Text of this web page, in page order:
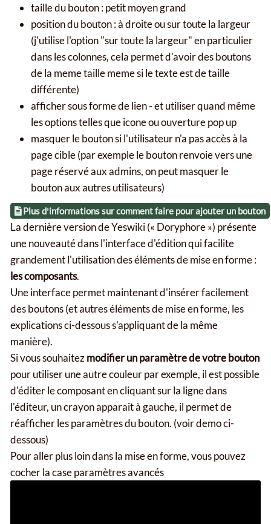
taille du bouton : petit moyen grand
position du bouton : à droite ou sur toute la largeur
(j'utilise l'option "sur toute la largeur" en particulier
dans les colonnes, cela permet d'avoir des boutons
de la meme taille meme si le texte est de taille
différente)
afficher sous forme de lien - et utiliser quand même
les options telles que icone ou ouverture pop up
masquer le bouton si l'utilisateur n'a pas accès à la
page cible (par exemple le bouton renvoie vers une
page réservé aux admins, on peut masquer le
bouton aux autres utilisateurs)
Plus dʼinformations sur comment faire pour ajouter un bouton
La dernière version de Yeswiki (« Doryphore ») présente
une nouveauté dans l'interface d'édition qui facilite
grandement l'utilisation des éléments de mise en forme :
les composants.
Une interface permet maintenant d'insérer facilement
des boutons (et autres éléments de mise en forme, les
explications ci-dessous s'appliquant de la même
manière).
Si vous souhaitezmodifier un paramètre de votre bouton
pour utiliser une autre couleur par exemple, il est possible
d'éditer le composant en cliquant sur la ligne dans
l'éditeur, un crayon apparait à gauche, il permet de
réafficher les paramètres du bouton. (voir demo ci-
dessous)
Pour aller plus loin dans la mise en forme, vous pouvez
cocher la case paramètres avancés